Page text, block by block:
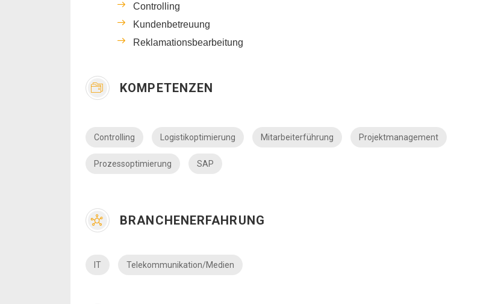
Controlling
Kundenbetreuung
Reklamationsbearbeitung
KOMPETENZEN
Controlling Logistikoptimierung Mitarbeiterführung Projektmanagement
Prozessoptimierung SAP
BRANCHENERFAHRUNG
IT Telekommunikation/Medien